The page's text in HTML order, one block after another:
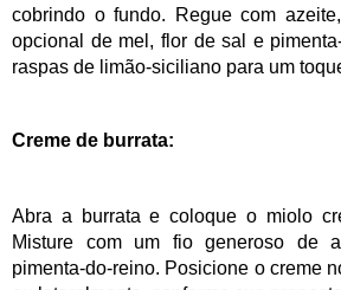
cobrindo o fundo. Regue com
opcional de mel, flor de sal e
raspas de limão-siciliano para um
Creme de burrata:
Abra a burrata e coloque o miolo
Misture com um fio generoso de
pimenta-do-reino. Posicione o creme